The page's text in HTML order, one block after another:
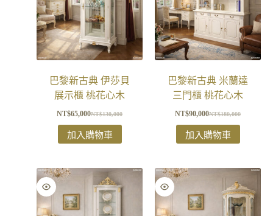
巴黎新古典 伊莎貝
展示櫃 桃花心木
NT$130,000
NT$65,000
加入購物車
巴黎新古典 米蘭達
三門櫃 桃花心木
NT$180,000
NT$90,000
加入購物車